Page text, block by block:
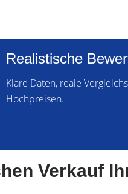
Realistische
Klare Daten, reale
Hochpreisen.
Verkauf